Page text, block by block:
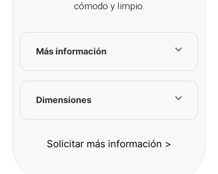
cómodo y limpio.
Más información
Dimensiones
Solicitar más información >